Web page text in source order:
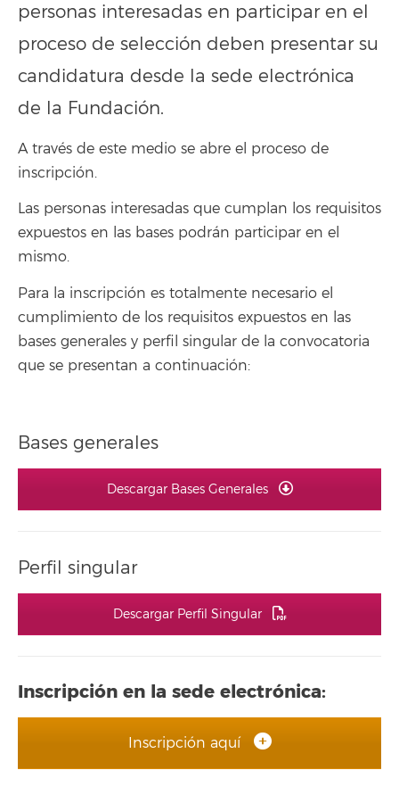
personas interesadas en participar en el
proceso de selección deben presentar su
candidatura desde la sede electrónica
de la Fundación.
A través de este medio se abre el proceso de
inscripción.
Las personas interesadas que cumplan los requisitos
expuestos en las bases podrán participar en el
mismo.
Para la inscripción es totalmente necesario el
cumplimiento de los requisitos expuestos en las
bases generales y perfil singular de la convocatoria
que se presentan a continuación:
Bases generales
Descargar Bases Generales
Perfil singular
Descargar Perfil Singular
Inscripción en la sede electrónica:
Inscripción aquí